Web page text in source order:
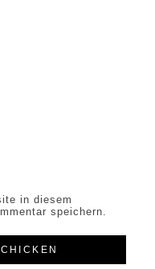
in diesem
speichern.